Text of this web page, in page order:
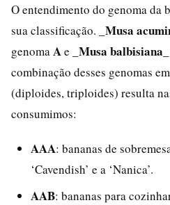
O entendimento do genoma da
sua classificação.
_Musa
genoma Ae _Musa balbisiana_
combinação desses genomas
(diploides, triploides) resulta
consumimos:
AAA: bananas de
‘Cavendish’ e a ‘Nanica’.
AAB: bananas para